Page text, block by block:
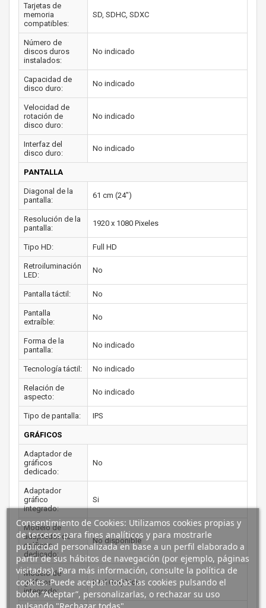
Tarjetas de
memoria
compatibles:
SD, SDHC, SDXC
Número de
discos duros
instalados:
No indicado
Capacidad de
disco duro:
No indicado
Velocidad de
rotación de
disco duro:
No indicado
Interfaz del
disco duro:
No indicado
PANTALLA
Diagonal de la
pantalla:
61 cm (24")
Resolución de la
pantalla:
1920 x 1080 Pixeles
Tipo HD: Full HD
Retroiluminación
LED:
No
Pantalla táctil: No
Pantalla
extraíble:
No
Forma de la
pantalla:
No indicado
Tecnología táctil: No indicado
Relación de
aspecto:
No indicado
Tipo de pantalla: IPS
GRÁFICOS
Adaptador de
gráficos
dedicado:
No
Adaptador
gráfico
integrado:
Si
Modelo de
adaptador de
gráficos
dedicado:
No disponible
Modelo de
gráficos
integrado:
Intel Graphics
Consentimiento de Cookies: Utilizamos cookies propias y
de terceros para fines analíticos y para mostrarle
publicidad personalizada en base a un perfil elaborado a
partir de sus hábitos de navegación (por ejemplo, páginas
visitadas). Para más información, consulte la política de
cookies. Puede aceptar todas las cookies pulsando el
botón “Aceptar”, personalizarlas, o rechazar su uso